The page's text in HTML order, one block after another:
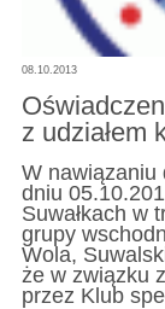
08.10.2013
z udziałem
W nawiązaniu
dniu
Suwałkach w
grupy
Wola,
że w związku
przez Klub